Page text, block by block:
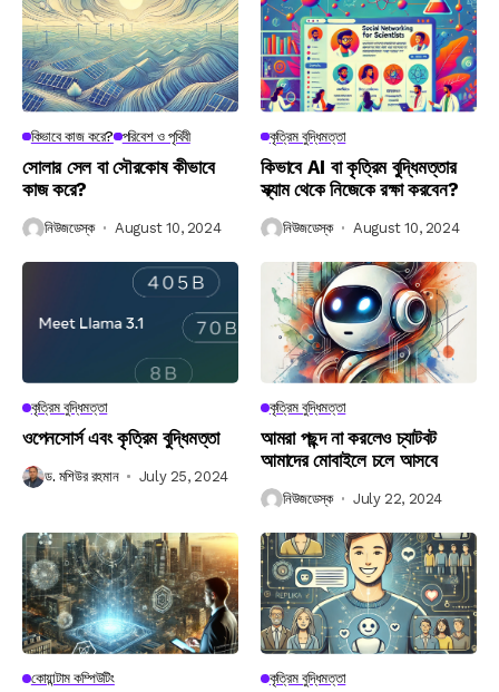
কিভাবে কাজ করে? পরিবেশ ও পৃথিবী
সোলার সেল বা সৌরকোষ কীভাবে
কাজ করে?
নিউজডেস্ক August 10, 2024
কৃত্রিম বুদ্ধিমত্তা
কিভাবে AI বা কৃত্রিম বুদ্ধিমত্তার
স্ক্যাম থেকে নিজেকে রক্ষা করবেন?
নিউজডেস্ক August 10, 2024
কৃত্রিম বুদ্ধিমত্তা
ওপেনসোর্স এবং কৃত্রিম বুদ্ধিমত্তা
ড. মশিউর রহমান July 25, 2024
কৃত্রিম বুদ্ধিমত্তা
আমরা পছন্দ না করলেও চ্যাটবট
আমাদের মোবাইলে চলে আসবে
নিউজডেস্ক July 22, 2024
কোয়ান্টাম কম্পিউটিং কৃত্রিম বুদ্ধিমত্তা